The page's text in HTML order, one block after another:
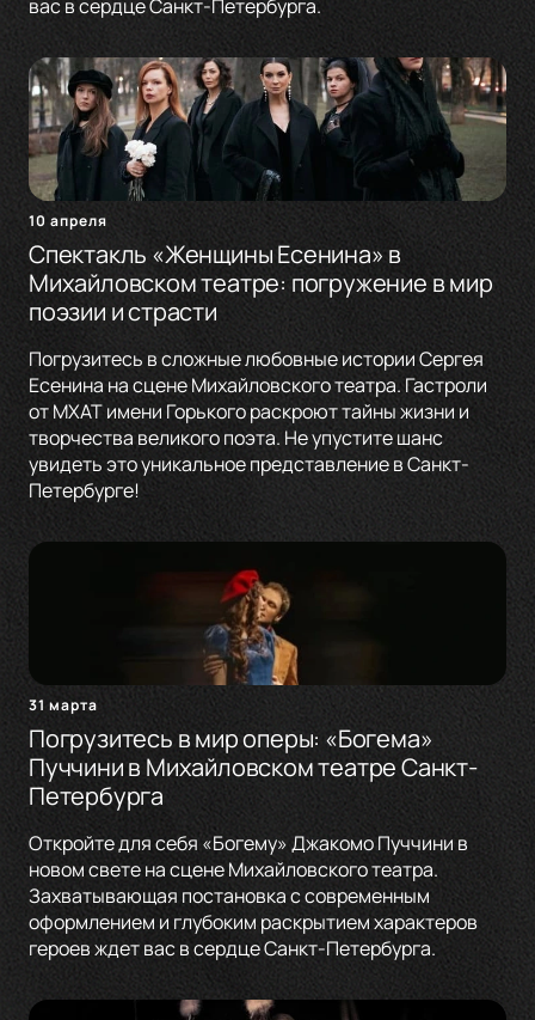
вас в сердце Санкт-Петербурга.
10 апреля
Спектакль «Женщины Есенина» в
Михайловском театре: погружение в мир
поэзии и страсти
Погрузитесь в сложные любовные истории Сергея
Есенина на сцене Михайловского театра. Гастроли
от МХАТ имени Горького раскроют тайны жизни и
творчества великого поэта. Не упустите шанс
увидеть это уникальное представление в Санкт-
Петербурге!
31 марта
Погрузитесь в мир оперы: «Богема»
Пуччини в Михайловском театре Санкт-
Петербурга
Откройте для себя «Богему» Джакомо Пуччини в
новом свете на сцене Михайловского театра.
Захватывающая постановка с современным
оформлением и глубоким раскрытием характеров
героев ждет вас в сердце Санкт-Петербурга.